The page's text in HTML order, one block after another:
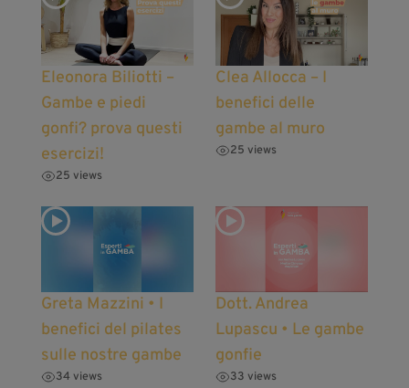
Eleonora Biliotti –
Gambe e piedi
gonfi? prova questi
esercizi!
25 views
Clea Allocca – I
benefici delle
gambe al muro
25 views
Greta Mazzini • I
benefici del pilates
sulle nostre gambe
34 views
Dott. Andrea
Lupascu • Le gambe
gonfie
33 views